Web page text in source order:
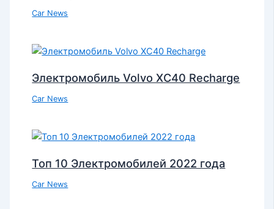
Car News
Электромобиль Volvo XC40 Recharge
Car News
Топ 10 Электромобилей 2022 года
Car News